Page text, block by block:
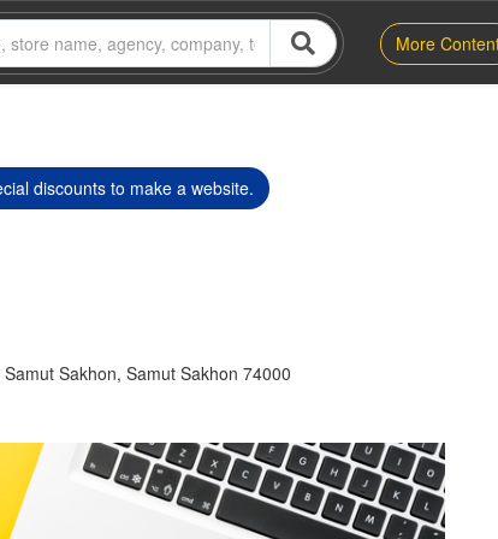
More
discounts to make a website.
Sakhon, Samut Sakhon 74000